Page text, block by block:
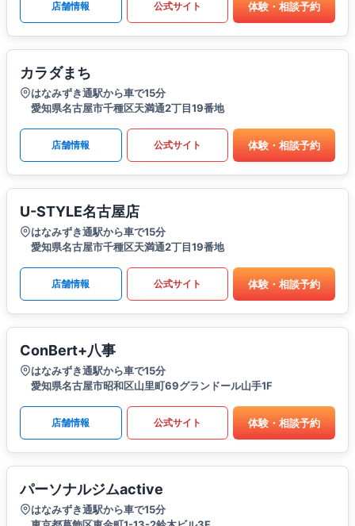
店舗情報 公式サイト 体験・相談予約
カラダまち
はなみずき通駅から車で15分
愛知県名古屋市千種区天満通2丁目19番地
店舗情報 公式サイト 体験・相談予約
U-STYLE名古屋店
はなみずき通駅から車で15分
愛知県名古屋市千種区天満通2丁目19番地
店舗情報 公式サイト 体験・相談予約
ConBert+八事
はなみずき通駅から車で15分
愛知県名古屋市昭和区山里町69グランドール山手1F
店舗情報 公式サイト 体験・相談予約
パーソナルジムactive
はなみずき通駅から車で15分